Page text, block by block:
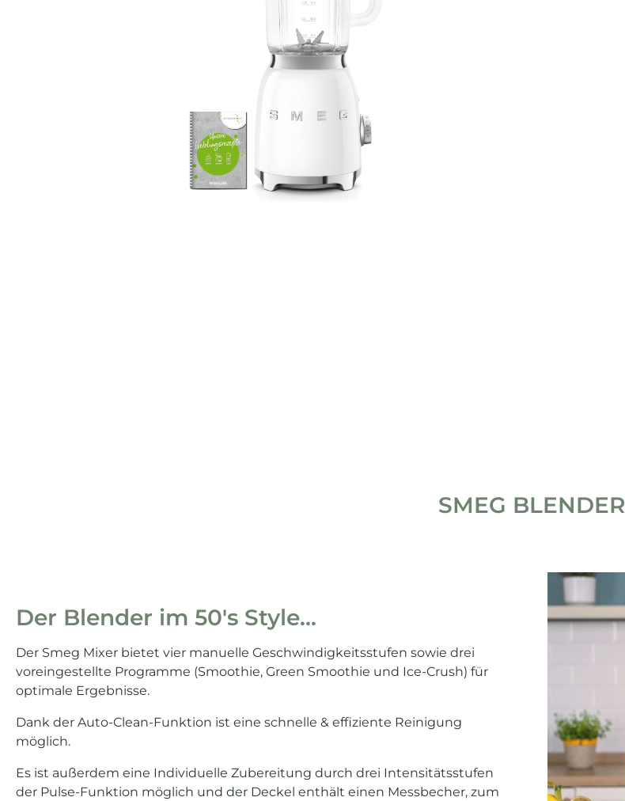
SMEG BLENDER
Der Blender im 50's Style...
Der Smeg Mixer bietet vier manuelle Geschwindigkeitsstufen sowie drei
voreingestellte Programme (Smoothie, Green Smoothie und Ice-Crush) für
optimale Ergebnisse.
Dank der Auto-Clean-Funktion ist eine schnelle & effiziente Reinigung
möglich.
Es ist außerdem eine Individuelle Zubereitung durch drei Intensitätsstufen
der Pulse-Funktion möglich und der Deckel enthält einen Messbecher, zum